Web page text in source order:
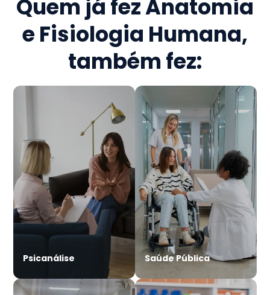
Quem já fezAnatomia
e Fisiologia Humana,
também fez:
Psicanálise Saúde Pública